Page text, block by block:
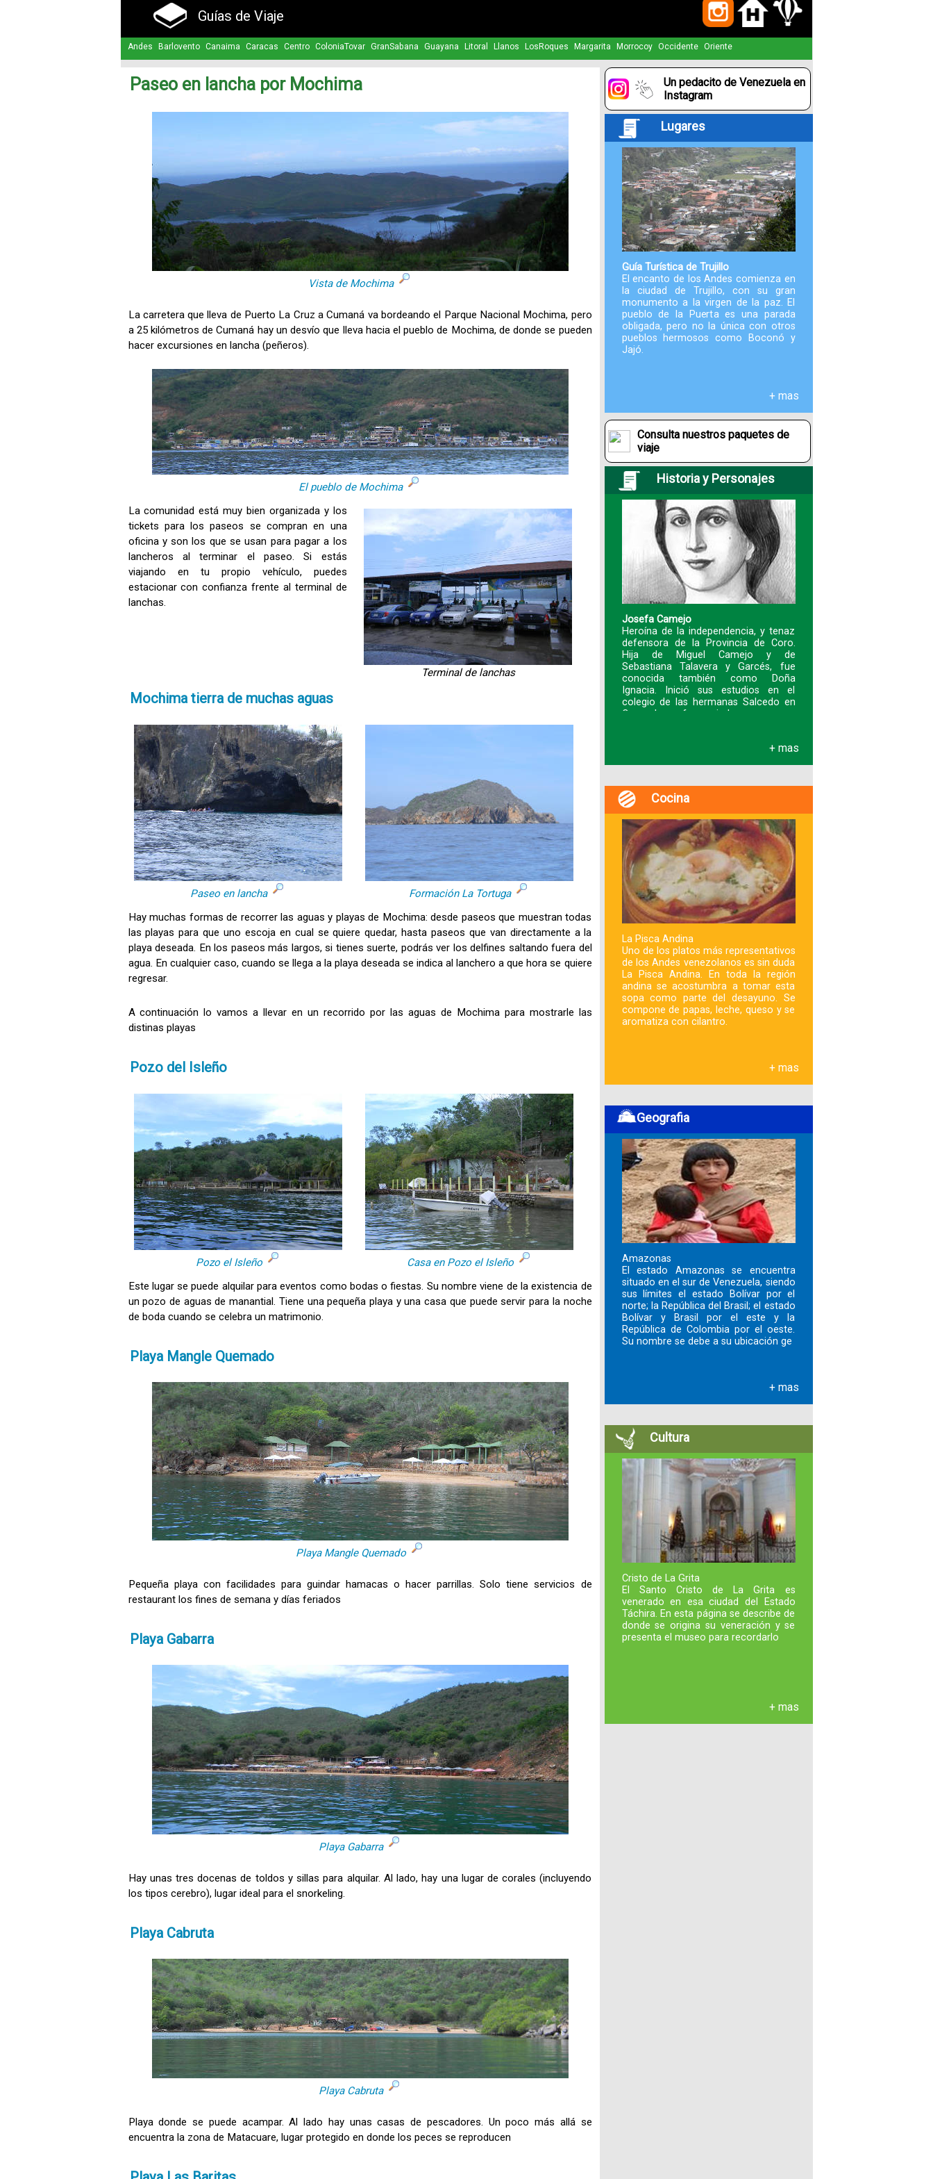
Guías de Viaje
Andes Barlovento Canaima Caracas Centro ColoniaTovar GranSabana Guayana Litoral Llanos LosRoques Margarita Morrocoy Occidente Oriente
Paseo en lancha por Mochima
Vista de Mochima
La carretera que lleva de Puerto La Cruz a Cumaná va bordeando el Parque Nacional Mochima, pero
a 25 kilómetros de Cumaná hay un desvío que lleva hacia el pueblo de Mochima, de donde se pueden
hacer excursiones en lancha (peñeros).
El pueblo de Mochima
La comunidad está muy bien organizada y los
tickets para los paseos se compran en una
oficina y son los que se usan para pagar a los
lancheros al terminar el paseo. Si estás
viajando en tu propio vehículo, puedes
estacionar con confianza frente al terminal de
lanchas.
Terminal de lanchas
Mochima tierra de muchas aguas
Paseo en lancha
Formación La Tortuga
Hay muchas formas de recorrer las aguas y playas de Mochima: desde paseos que muestran todas
las playas para que uno escoja en cual se quiere quedar, hasta paseos que van directamente a la
playa deseada. En los paseos más largos, si tienes suerte, podrás ver los delfines saltando fuera del
agua. En cualquier caso, cuando se llega a la playa deseada se indica al lanchero a que hora se quiere
regresar.
A continuación lo vamos a llevar en un recorrido por las aguas de Mochima para mostrarle las
distinas playas
Pozo del Isleño
Pozo el Isleño
Casa en Pozo el Isleño
Este lugar se puede alquilar para eventos como bodas o fiestas. Su nombre viene de la existencia de
un pozo de aguas de manantial. Tiene una pequeña playa y una casa que puede servir para la noche
de boda cuando se celebra un matrimonio.
Playa Mangle Quemado
Playa Mangle Quemado
Pequeña playa con facilidades para guindar hamacas o hacer parrillas. Solo tiene servicios de
restaurant los fines de semana y días feriados
Playa Gabarra
Playa Gabarra
Hay unas tres docenas de toldos y sillas para alquilar. Al lado, hay una lugar de corales (incluyendo
los tipos cerebro), lugar ideal para el snorkeling.
Playa Cabruta
Playa Cabruta
Playa donde se puede acampar. Al lado hay unas casas de pescadores. Un poco más allá se
encuentra la zona de Matacuare, lugar protegido en donde los peces se reproducen
Un pedacito de Venezuela en
Instagram
Lugares
Guía Turística de Trujillo
El encanto de los Andes comienza en
la ciudad de Trujillo, con su gran
monumento a la virgen de la paz. El
pueblo de la Puerta es una parada
obligada, pero no la única con otros
pueblos hermosos como Boconó y
Jajó.
+ mas
Consulta nuestros paquetes de
viaje
Historia y Personajes
Josefa Camejo
Heroína de la independencia, y tenaz
defensora de la Provincia de Coro.
Hija de Miguel Camejo y de
Sebastiana Talavera y Garcés, fue
conocida también como Doña
Ignacia. Inició sus estudios en el
colegio de las hermanas Salcedo en
Coro y luego fue enviad
+ mas
Cocina
La Pisca Andina
Uno de los platos más representativos
de los Andes venezolanos es sin duda
La Pisca Andina. En toda la región
andina se acostumbra a tomar esta
sopa como parte del desayuno. Se
compone de papas, leche, queso y se
aromatiza con cilantro.
+ mas
Geografia
Amazonas
El estado Amazonas se encuentra
situado en el sur de Venezuela, siendo
sus límites el estado Bolívar por el
norte; la República del Brasil; el estado
Bolívar y Brasil por el este y la
República de Colombia por el oeste.
Su nombre se debe a su ubicación ge
+ mas
Cultura
Cristo de La Grita
El Santo Cristo de La Grita es
venerado en esa ciudad del Estado
Táchira. En esta página se describe de
donde se origina su veneración y se
presenta el museo para recordarlo
+ mas